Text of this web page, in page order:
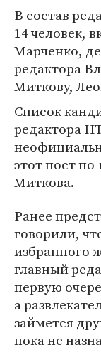
В состав
14 человек,
Марченко,
редактора
Миткову,
Список
редактора
этот пост
Миткова.
Ранее
говорили,
избранного
главный
первую
а
займется
пока не